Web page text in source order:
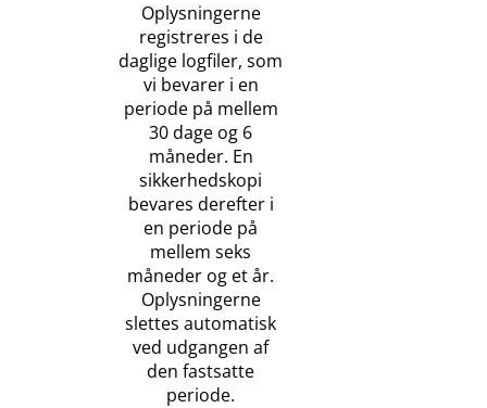
Oplysningerne
registreres i de
daglige logfiler, som
vi bevarer i en
periode på mellem
30 dage og 6
måneder. En
sikkerhedskopi
bevares derefter i
en periode på
mellem seks
måneder og et år.
Oplysningerne
slettes automatisk
ved udgangen af
den fastsatte
periode.